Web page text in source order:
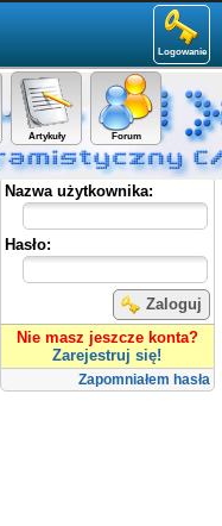
Logowanie
Artykuły Forum
Panel użytkownika
Nazwa użytkownika:
Hasło:
Zaloguj
Nie masz jeszcze konta?
Zarejestruj się!
Zapomniałem hasła